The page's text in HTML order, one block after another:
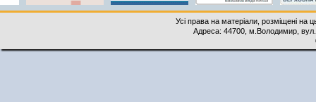
Усі права на матеріали, розміщені на
Адреса: 44700, м.Володимир,